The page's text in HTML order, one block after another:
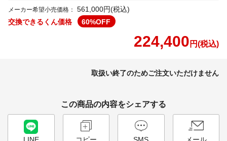
メーカー希望小売価格：
561,000円(税込)
交換できるくん価格
60%OFF
224,400 円(税込)
取扱い終了のためご注文いただけません
この商品の内容をシェアする
LINE コピー SMS メール